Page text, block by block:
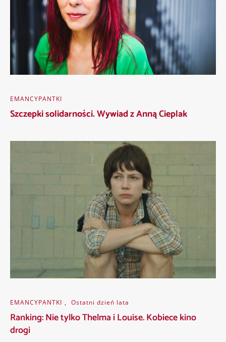
EMANCYPANTKI
Szczepki solidarności. Wywiad z Anną Cieplak
EMANCYPANTKI , Ostatni dzień lata
Ranking: Nie tylko Thelma i Louise. Kobiece kino
drogi